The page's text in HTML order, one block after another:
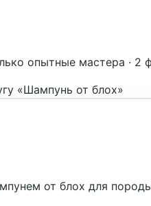
опытные мастера · 2
«Шампунь от блох»
от блох для